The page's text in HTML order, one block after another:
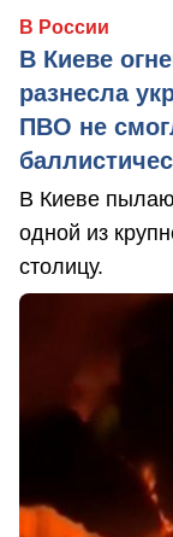
В России
В Киеве
разнесла
ПВО не
В Киеве
одной из
столицу.